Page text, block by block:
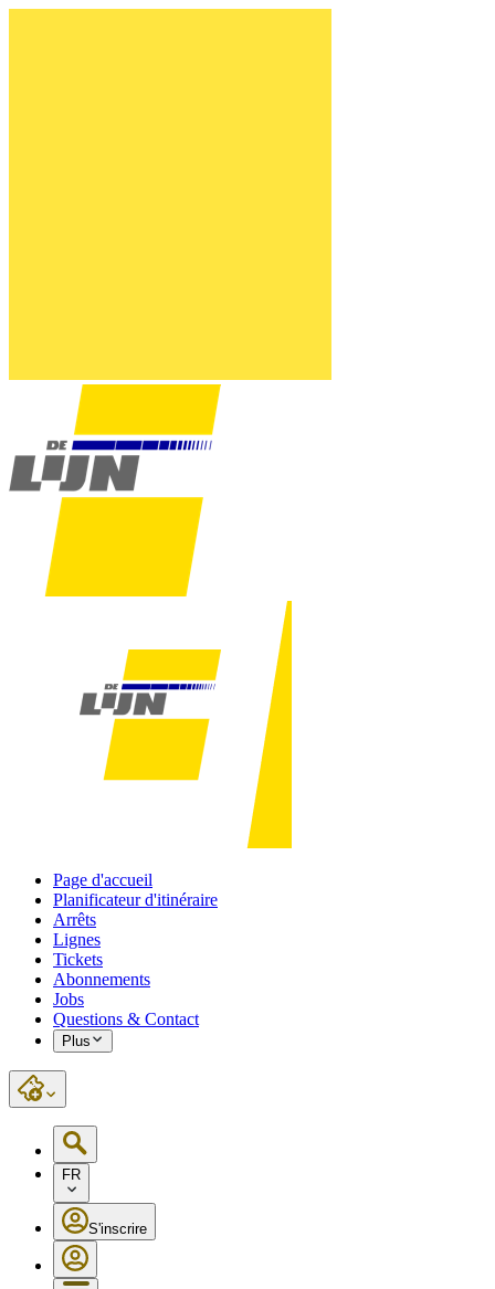
Page d'accueil
Planificateur d'itinéraire
Arrêts
Lignes
Tickets
Abonnements
Jobs
Questions & Contact
Plus
FR
S'inscrire